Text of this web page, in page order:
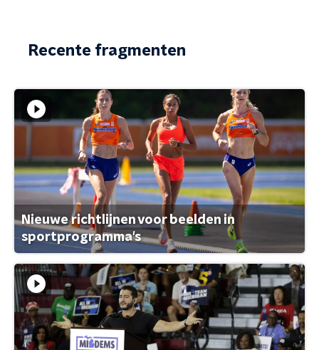
Recente fragmenten
Nieuwe richtlijnen voor beelden in
sportprogramma's